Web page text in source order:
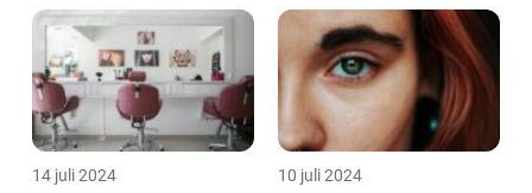
14 juli 2024 10 juli 2024